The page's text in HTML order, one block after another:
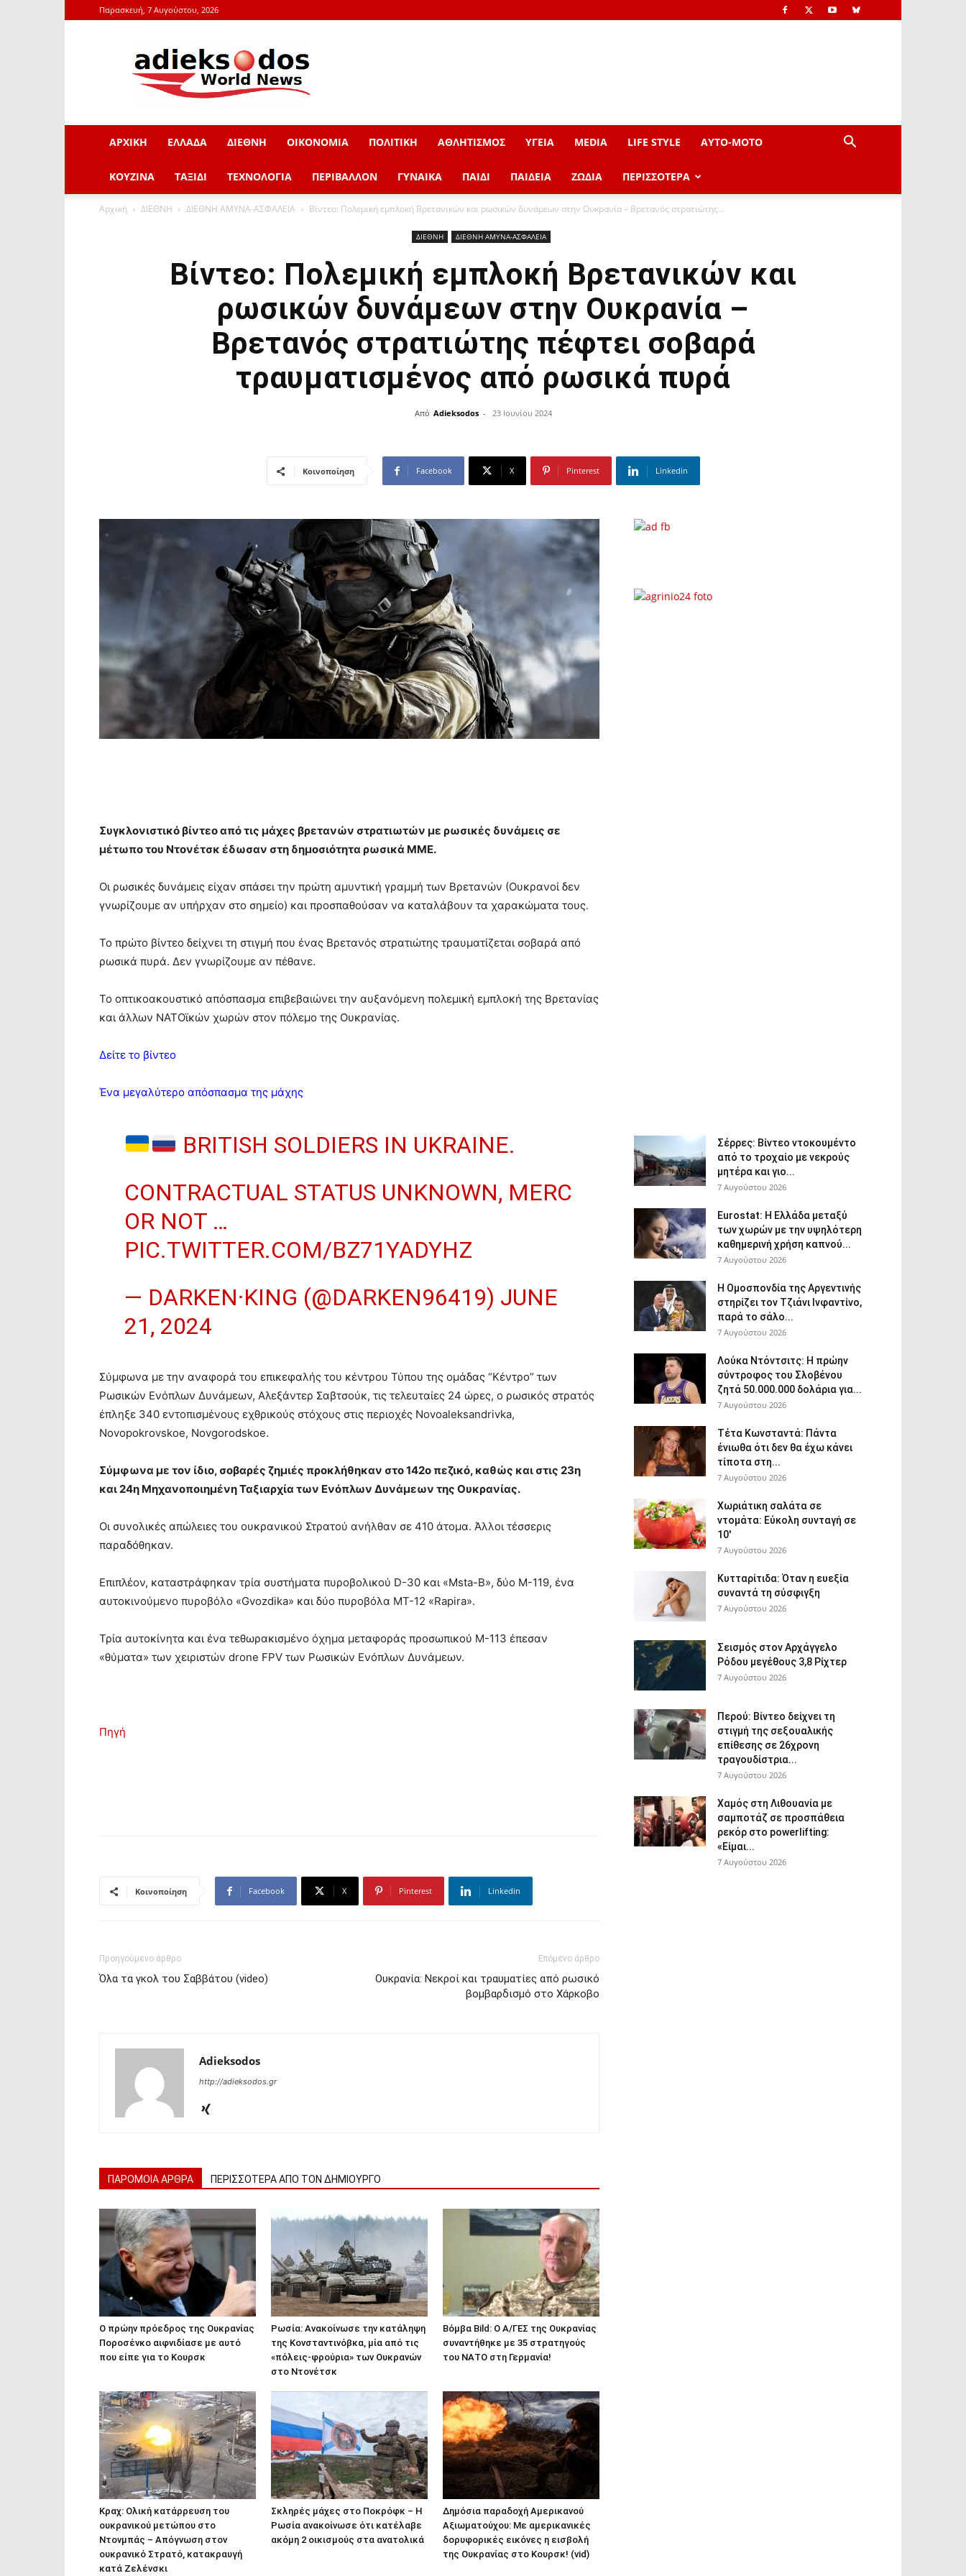
Παρασκευή, 7 Αυγούστου, 2026
adieksodos.gr
ΑΡΧΙΚΗ ΕΛΛΑΔΑ ΔΙΕΘΝΗ ΟΙΚΟΝΟΜΙΑ ΠΟΛΙΤΙΚΗ ΑΘΛΗΤΙΣΜΟΣ ΥΓΕΙΑ MEDIA LIFE STYLE AYTO-ΜOTO
ΚΟΥΖΙΝΑ ΤΑΞΙΔΙ ΤΕΧΝΟΛΟΓΙΑ ΠΕΡΙΒΑΛΛΟΝ ΓΥΝΑΙΚΑ ΠΑΙΔΙ ΠΑΙΔΕΙΑ ΖΩΔΙΑ ΠΕΡΙΣΣΟΤΕΡΑ
Αρχική ΔΙΕΘΝΗ ΔΙΕΘΝΗ ΑΜΥΝΑ-ΑΣΦΑΛΕΙΑ Βίντεο: Πολεμική εμπλοκή Βρετανικών και ρωσικών δυνάμεων στην Ουκρανία – Βρετανός στρατιώτης...
ΔΙΕΘΝΗ ΔΙΕΘΝΗ ΑΜΥΝΑ-ΑΣΦΑΛΕΙΑ
Βίντεο: Πολεμική εμπλοκή Βρετανικών και
ρωσικών δυνάμεων στην Ουκρανία –
Βρετανός στρατιώτης πέφτει σοβαρά
τραυματισμένος από ρωσικά πυρά
Από Adieksodos - 23 Ιουνίου 2024
Κοινοποίηση Facebook X Pinterest Linkedin
Συγκλονιστικό βίντεο από τις μάχες βρετανών στρατιωτών με ρωσικές δυνάμεις σε
μέτωπο του Ντονέτσκ έδωσαν στη δημοσιότητα ρωσικά ΜΜΕ.
Οι ρωσικές δυνάμεις είχαν σπάσει την πρώτη αμυντική γραμμή των Βρετανών (Ουκρανοί δεν
γνωρίζουμε αν υπήρχαν στο σημείο) και προσπαθούσαν να καταλάβουν τα χαρακώματα τους.
Το πρώτο βίντεο δείχνει τη στιγμή που ένας Βρετανός στρατιώτης τραυματίζεται σοβαρά από
ρωσικά πυρά. Δεν γνωρίζουμε αν πέθανε.
Το οπτικοακουστικό απόσπασμα επιβεβαιώνει την αυξανόμενη πολεμική εμπλοκή της Βρετανίας
και άλλων ΝΑΤΟϊκών χωρών στον πόλεμο της Ουκρανίας.
Δείτε το βίντεο
Ένα μεγαλύτερο απόσπασμα της μάχης
BRITISH SOLDIERS IN UKRAINE.
CONTRACTUAL STATUS UNKNOWN, MERC
OR NOT …
PIC.TWITTER.COM/BZ71YADYHZ
— DARKEN·KING (@DARKEN96419) JUNE
21, 2024
Σύμφωνα με την αναφορά του επικεφαλής του κέντρου Τύπου της ομάδας “Κέντρο” των
Ρωσικών Ενόπλων Δυνάμεων, Αλεξάντερ Σαβτσούκ, τις τελευταίες 24 ώρες, ο ρωσικός στρατός
έπληξε 340 εντοπισμένους εχθρικούς στόχους στις περιοχές Novoaleksandrivka,
Novopokrovskoe, Novgorodskoe.
Σύμφωνα με τον ίδιο, σοβαρές ζημιές προκλήθηκαν στο 142ο πεζικό, καθώς και στις 23η
και 24η Μηχανοποιημένη Ταξιαρχία των Ενόπλων Δυνάμεων της Ουκρανίας.
Οι συνολικές απώλειες του ουκρανικού Στρατού ανήλθαν σε 410 άτομα. Άλλοι τέσσερις
παραδόθηκαν.
Επιπλέον, καταστράφηκαν τρία συστήματα πυροβολικού D-30 και «Msta-B», δύο M-119, ένα
αυτοκινούμενο πυροβόλο «Gvozdika» και δύο πυροβόλα MT-12 «Rapira».
Τρία αυτοκίνητα και ένα τεθωρακισμένο όχημα μεταφοράς προσωπικού M-113 έπεσαν
«θύματα» των χειριστών drone FPV των Ρωσικών Ενόπλων Δυνάμεων.
Πηγή
Κοινοποίηση Facebook X Pinterest Linkedin
Προηγούμενο άρθρο
Όλα τα γκολ του Σαββάτου (video)
Επόμενο άρθρο
Ουκρανία: Νεκροί και τραυματίες από ρωσικό
βομβαρδισμό στο Χάρκοβο
Adieksodos
http://adieksodos.gr
ΠΑΡΟΜΟΙΑ ΑΡΘΡΑ ΠΕΡΙΣΣΟΤΕΡΑ ΑΠΟ ΤΟΝ ΔΗΜΙΟΥΡΓΟ
Ο πρώην πρόεδρος της Ουκρανίας
Ποροσένκο αιφνιδίασε με αυτό
που είπε για το Κουρσκ
Ρωσία: Ανακοίνωσε την κατάληψη
της Κονσταντινόβκα, μία από τις
«πόλεις-φρούρια» των Ουκρανών
στο Ντονέτσκ
Βόμβα Bild: Ο Α/ΓΕΣ της Ουκρανίας
συναντήθηκε με 35 στρατηγούς
του ΝΑΤΟ στη Γερμανία!
Κραχ: Ολική κατάρρευση του
ουκρανικού μετώπου στο
Nτονμπάς – Απόγνωση στον
ουκρανικό Στρατό, κατακραυγή
κατά Ζελένσκι
Σκληρές μάχες στο Ποκρόφκ – Η
Ρωσία ανακοίνωσε ότι κατέλαβε
ακόμη 2 oικισμούς στα ανατολικά
Δημόσια παραδοχή Αμερικανού
Αξιωματούχου: Με αμερικανικές
δορυφορικές εικόνες η εισβολή
της Ουκρανίας στο Κουρσκ! (vid)
Σέρρες: Βίντεο ντοκουμέντο
από το τροχαίο με νεκρούς
μητέρα και γιο...
7 Αυγούστου 2026
Eurostat: Η Ελλάδα μεταξύ
των χωρών με την υψηλότερη
καθημερινή χρήση καπνού...
7 Αυγούστου 2026
Η Ομοσπονδία της Αργεντινής
στηρίζει τον Τζιάνι Ινφαντίνο,
παρά το σάλο...
7 Αυγούστου 2026
Λούκα Ντόντσιτς: Η πρώην
σύντροφος του Σλοβένου
ζητά 50.000.000 δολάρια για...
7 Αυγούστου 2026
Τέτα Κωνσταντά: Πάντα
ένιωθα ότι δεν θα έχω κάνει
τίποτα στη...
7 Αυγούστου 2026
Χωριάτικη σαλάτα σε
ντομάτα: Εύκολη συνταγή σε
10′
7 Αυγούστου 2026
Κυτταρίτιδα: Όταν η ευεξία
συναντά τη σύσφιγξη
7 Αυγούστου 2026
Σεισμός στον Αρχάγγελο
Ρόδου μεγέθους 3,8 Ρίχτερ
7 Αυγούστου 2026
Περού: Βίντεο δείχνει τη
στιγμή της σεξουαλικής
επίθεσης σε 26χρονη
τραγουδίστρια...
7 Αυγούστου 2026
Χαμός στη Λιθουανία με
σαμποτάζ σε προσπάθεια
ρεκόρ στο powerlifting:
«Είμαι...
7 Αυγούστου 2026